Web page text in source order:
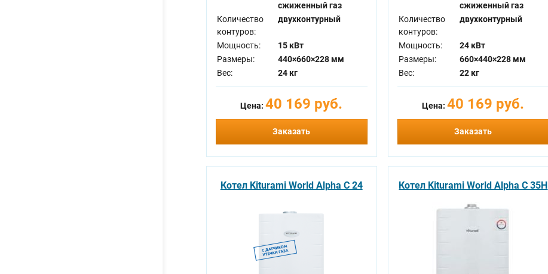
сжиженный газ
Количество
контуров:
двухконтурный
Мощность:
15 кВт
Размеры:
440×660×228 мм
Вес:
24 кг
Цена:40 169 руб.
Заказать
сжиженный газ
Количество
контуров:
двухконтурный
Мощность:
24 кВт
Размеры:
660×440×228 мм
Вес:
22 кг
Цена:40 169 руб.
Заказать
Котел Kiturami World Alpha C 24 Котел Kiturami World Alpha C 35H